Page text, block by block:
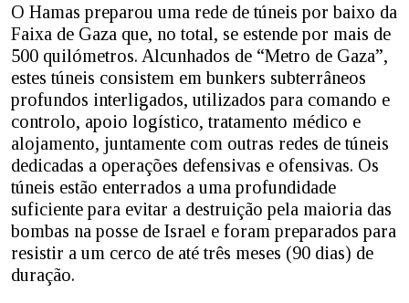
O Hamas preparou uma rede de túneis por baixo da
Faixa de Gaza que, no total, se estende por mais de
500 quilómetros. Alcunhados de “Metro de Gaza”,
estes túneis consistem em bunkers subterrâneos
profundos interligados, utilizados para comando e
controlo, apoio logístico, tratamento médico e
alojamento, juntamente com outras redes de túneis
dedicadas a operações defensivas e ofensivas. Os
túneis estão enterrados a uma profundidade
suficiente para evitar a destruição pela maioria das
bombas na posse de Israel e foram preparados para
resistir a um cerco de até três meses (90 dias) de
duração.